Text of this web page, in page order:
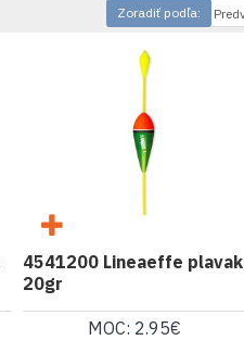
Zoradiť podľa:
4541200 Lineaeffe plavak
20gr
MOC: 2.95€